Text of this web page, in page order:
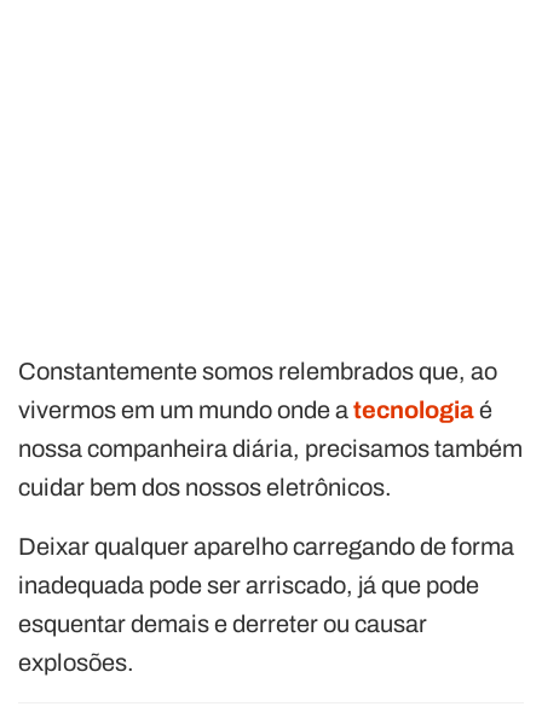
Constantemente somos relembrados que, ao
vivermos em um mundo onde atecnologiaé
nossa companheira diária, precisamos também
cuidar bem dos nossos eletrônicos.
Deixar qualquer aparelho carregando de forma
inadequada pode ser arriscado, já que pode
esquentar demais e derreter ou causar
explosões.